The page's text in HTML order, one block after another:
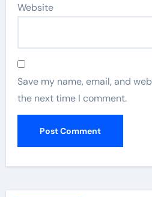
Website
Save my name, email, and
the next time I comment.